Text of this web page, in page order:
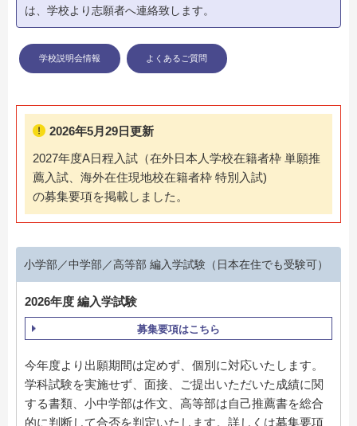
は、学校より志願者へ連絡致します。
学校説明会情報 よくあるご質問
2026年5月29日更新
2027年度A日程入試（在外日本人学校在籍者枠 単願推
薦入試、海外在住現地校在籍者枠 特別入試)
の募集要項を掲載しました。
小学部／中学部／高等部 編入学試験（日本在住でも受験可）
2026年度 編入学試験
募集要項はこちら
今年度より出願期間は定めず、個別に対応いたします。
学科試験を実施せず、面接、ご提出いただいた成績に関
する書類、小中学部は作文、高等部は自己推薦書を総合
的に判断して合否を判定いたします。詳しくは募集要項